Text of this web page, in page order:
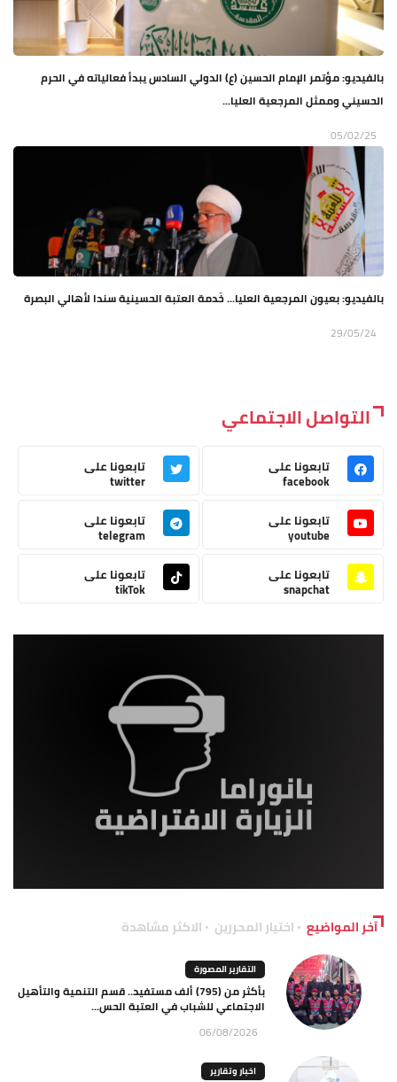
بالفيديو: مؤتمر الإمام الحسين (ع) الدولي السادس يبدأ فعالياته في الحرم
الحسيني وممثل المرجعية العليا...
05/02/25
بالفيديو: بعيون المرجعية العليا... خَدمة العتبة الحسينية سندا لأهالي البصرة
29/05/24
التواصل الاجتماعي
تابعونا على
facebook
تابعونا على
twitter
تابعونا على
youtube
تابعونا على
telegram
تابعونا على
snapchat
تابعونا على
tikTok
آخر المواضيع اختيار المحررين الاكثر مشاهدة
التقارير المصورة
بأكثر من (795) ألف مستفيد.. قسم التنمية والتأهيل
الاجتماعي للشباب في العتبة الحس...
06/08/2026
اخبار وتقارير